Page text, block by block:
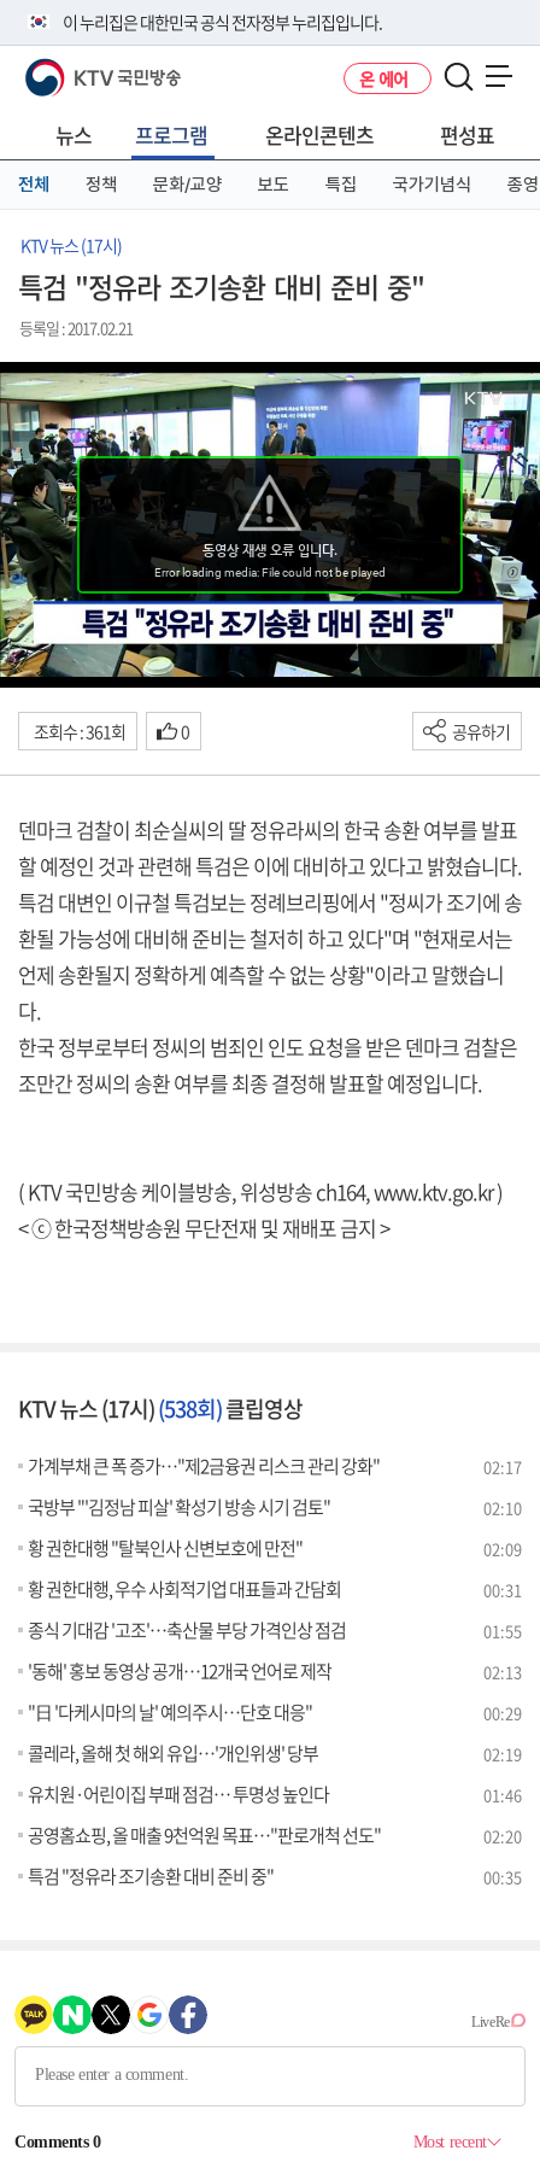
이 누리집은 대한민국 공식 전자정부 누리집입니다.
공식 누리집 주소 확인하기
니다.
이밖에 or.kr 또는 .kr등 다른 도메인 주소를 사용하고 있다면 아래 URL에
서 도메인 주소를 확인해 보세요
KTV 국민방송 온 에어
뉴스 프로그램 온라인콘텐츠 편성표
전체 정책 문화/교양 보도 특집 국가기념식 종영
KTV 뉴스 (17시)
특검 "정유라 조기송환 대비 준비 중"
등록일 : 2017.02.21
조회수 : 361회 0 공유하기
덴마크 검찰이 최순실씨의 딸 정유라씨의 한국 송환 여부를 발표
할 예정인 것과 관련해 특검은 이에 대비하고 있다고 밝혔습니다.
특검 대변인 이규철 특검보는 정례브리핑에서 "정씨가 조기에 송
환될 가능성에 대비해 준비는 철저히 하고 있다"며 "현재로서는
언제 송환될지 정확하게 예측할 수 없는 상황"이라고 말했습니
다.
한국 정부로부터 정씨의 범죄인 인도 요청을 받은 덴마크 검찰은
조만간 정씨의 송환 여부를 최종 결정해 발표할 예정입니다.
( KTV 국민방송 케이블방송, 위성방송 ch164,www.ktv.go.kr)
< ⓒ 한국정책방송원 무단전재 및 재배포 금지 >
KTV 뉴스 (17시)(538회)클립영상
가계부채 큰 폭 증가…"제2금융권 리스크 관리 강화" 02:17
국방부 "'김정남 피살' 확성기 방송 시기 검토" 02:10
황 권한대행 "탈북인사 신변보호에 만전" 02:09
황 권한대행, 우수 사회적기업 대표들과 간담회 00:31
종식 기대감 '고조'…축산물 부당 가격인상 점검 01:55
'동해' 홍보 동영상 공개…12개국 언어로 제작 02:13
"日 '다케시마의 날' 예의주시…단호 대응" 00:29
콜레라, 올해 첫 해외 유입…'개인위생' 당부 02:19
유치원·어린이집 부패 점검… 투명성 높인다 01:46
공영홈쇼핑, 올 매출 9천억원 목표…"판로개척 선도" 02:20
특검 "정유라 조기송환 대비 준비 중" 00:35